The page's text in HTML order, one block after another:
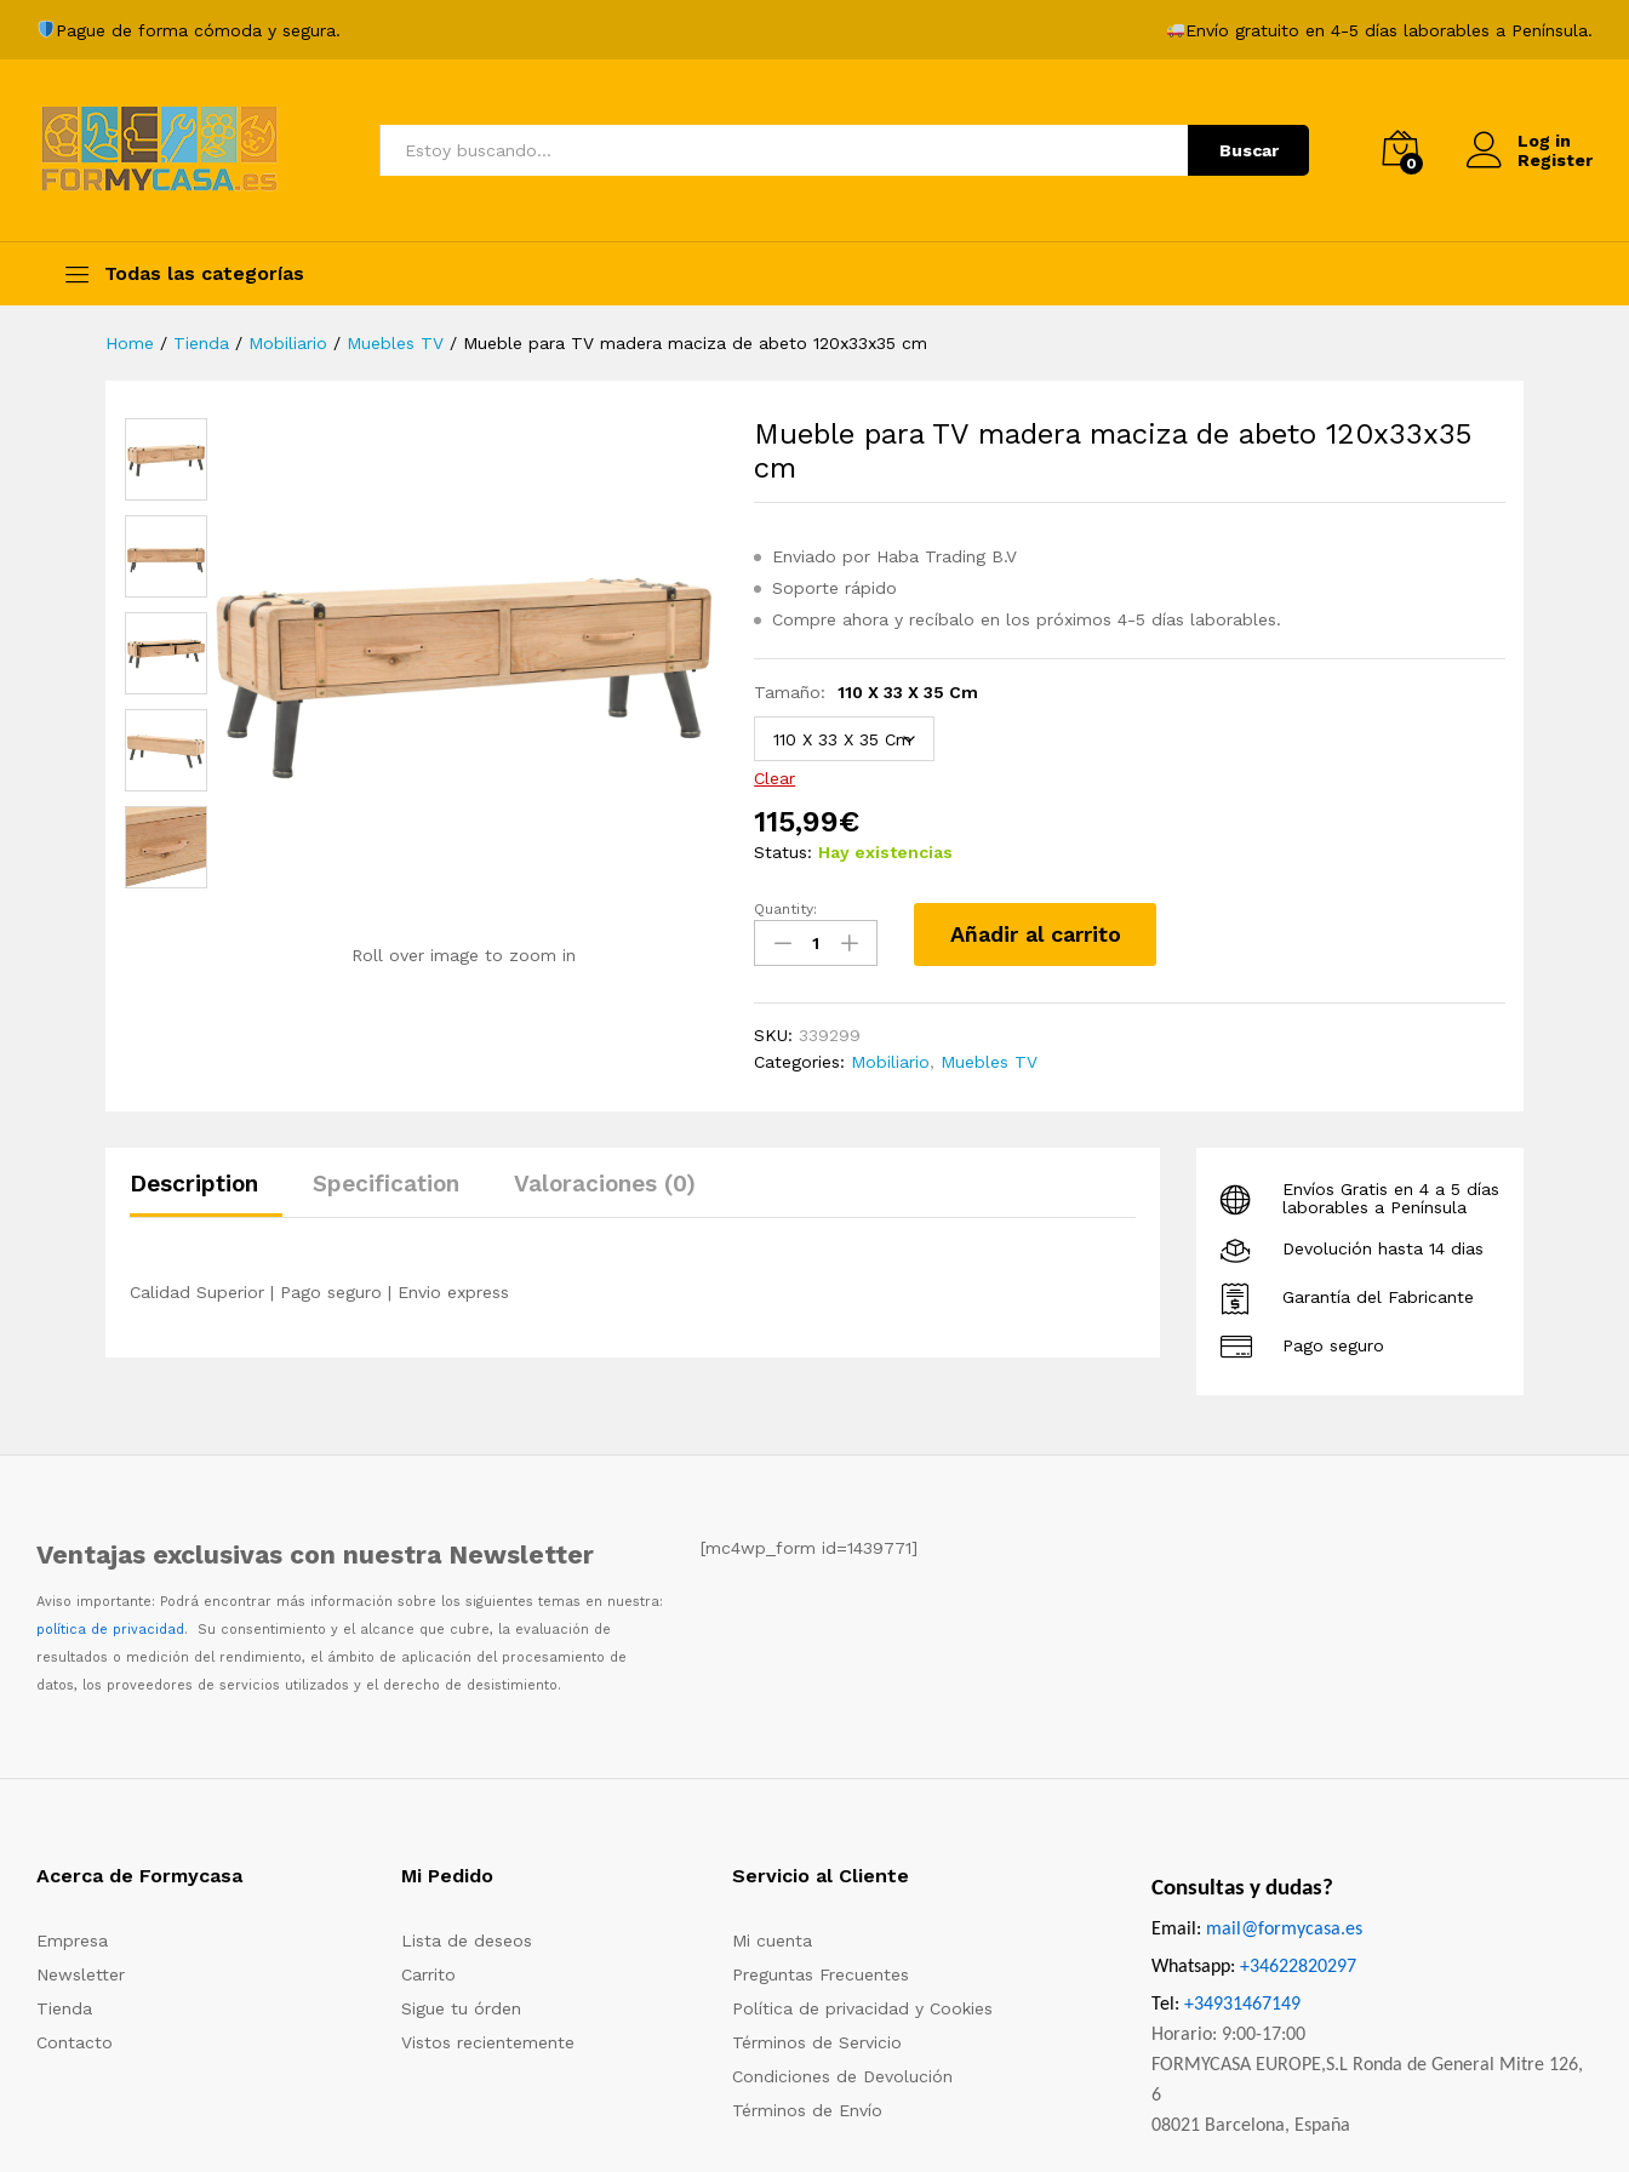
Pague de forma cómoda y segura. Envío gratuito en 4-5 días laborables a Península.
Todos Buscar
0
Log in
Register
Todas las categorías
y animales
Home / Tienda / Mobiliario / Muebles TV / Mueble para TV madera maciza de abeto 120x33x35 cm
Roll over image to zoom in
Mueble para TV madera maciza de abeto 120x33x35
cm
Enviado por Haba Trading B.V
Soporte rápido
Compre ahora y recíbalo en los próximos 4-5 días laborables.
Tamaño: 110 X 33 X 35 Cm
Clear
115,99€
Status: Hay existencias
Mueble
para
TV
de
abeto
Quantity:
Añadir al carrito
SKU:339299
Categories: Mobiliario, Muebles TV
Description Specification Valoraciones (0)
Calidad Superior | Pago seguro | Envio express
Envíos Gratis en 4 a 5 días
laborables a Península
Devolución hasta 14 dias
Garantía del Fabricante
Pago seguro
Ventajas exclusivas con nuestra Newsletter
Aviso importante: Podrá encontrar más información sobre los siguientes temas en nuestra:
política de privacidad. Su consentimiento y el alcance que cubre, la evaluación de
resultados o medición del rendimiento, el ámbito de aplicación del procesamiento de
datos, los proveedores de servicios utilizados y el derecho de desistimiento.
[mc4wp_form id=1439771]
Acerca de Formycasa
Empresa
Newsletter
Tienda
Contacto
Mi Pedido
Lista de deseos
Carrito
Sigue tu órden
Vistos recientemente
Servicio al Cliente
Mi cuenta
Preguntas Frecuentes
Política de privacidad y Cookies
Términos de Servicio
Condiciones de Devolución
Términos de Envío
Consultas y dudas?
Email: mail@formycasa.es
Whatsapp: +34622820297
Tel: +34931467149
Horario: 9:00-17:00
FORMYCASA EUROPE,S.L Ronda de General Mitre 126,
6
08021 Barcelona, España
Description Specification
115,99€ Añadir al carrito